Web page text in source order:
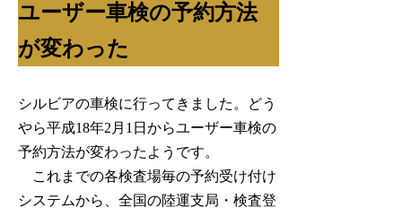
ユーザー車検の予約方法
が変わった
シルビアの車検に行ってきました。どう
やら平成18年2月1日からユーザー車検の
予約方法が変わったようです。
これまでの各検査場毎の予約受け付け
システムから、全国の陸運支局・検査登